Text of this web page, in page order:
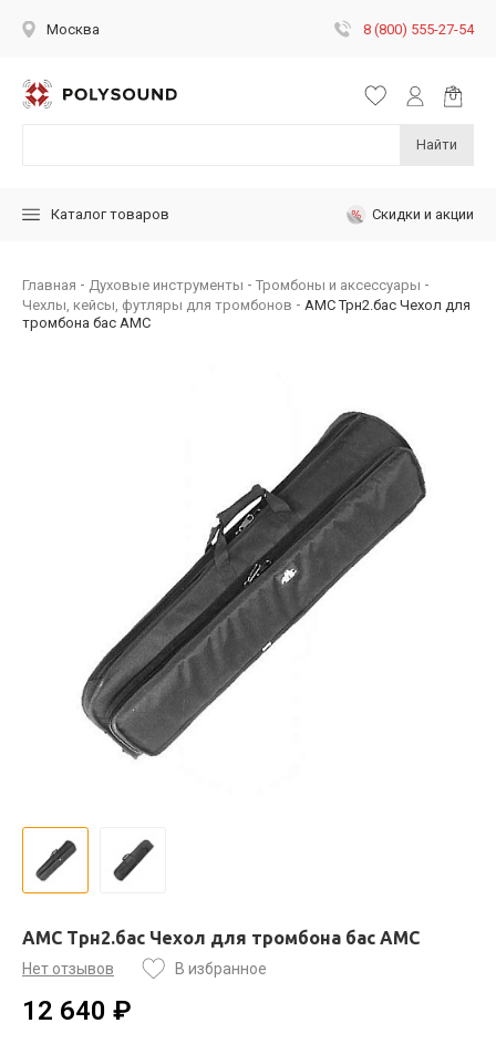
Москва 8 (800) 555-27-54
Найти
Каталог товаров Скидки и акции
Главная Духовые инструменты
Тромбоны и аксессуары
Чехлы, кейсы, футляры для тромбонов
AMC Трн2.бас Чехол для
тромбона бас АМС
AMC Трн2.бас Чехол для тромбона бас АМС
Нет отзывов В избранное
12 640 ₽